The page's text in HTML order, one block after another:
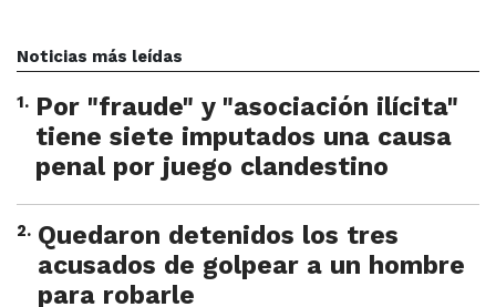
Noticias más leídas
1. Por "fraude" y "asociación ilícita"
tiene siete imputados una causa
penal por juego clandestino
2. Quedaron detenidos los tres
acusados de golpear a un hombre
para robarle